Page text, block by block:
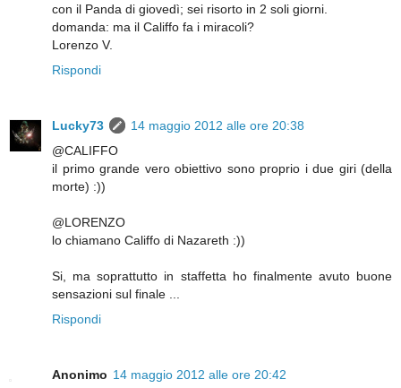
con il Panda di giovedì; sei risorto in 2 soli giorni.
domanda: ma il Califfo fa i miracoli?
Lorenzo V.
Rispondi
Lucky73
14 maggio 2012 alle ore 20:38
@CALIFFO
il primo grande vero obiettivo sono proprio i due giri (della
morte) :))
@LORENZO
lo chiamano Califfo di Nazareth :))
Si, ma soprattutto in staffetta ho finalmente avuto buone
sensazioni sul finale ...
Rispondi
Anonimo 14 maggio 2012 alle ore 20:42